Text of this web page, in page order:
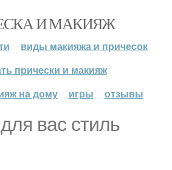
И МАКИЯЖ
виды макияжа и причесок
прически и макияж
на дому
игры отзывы
вас стиль